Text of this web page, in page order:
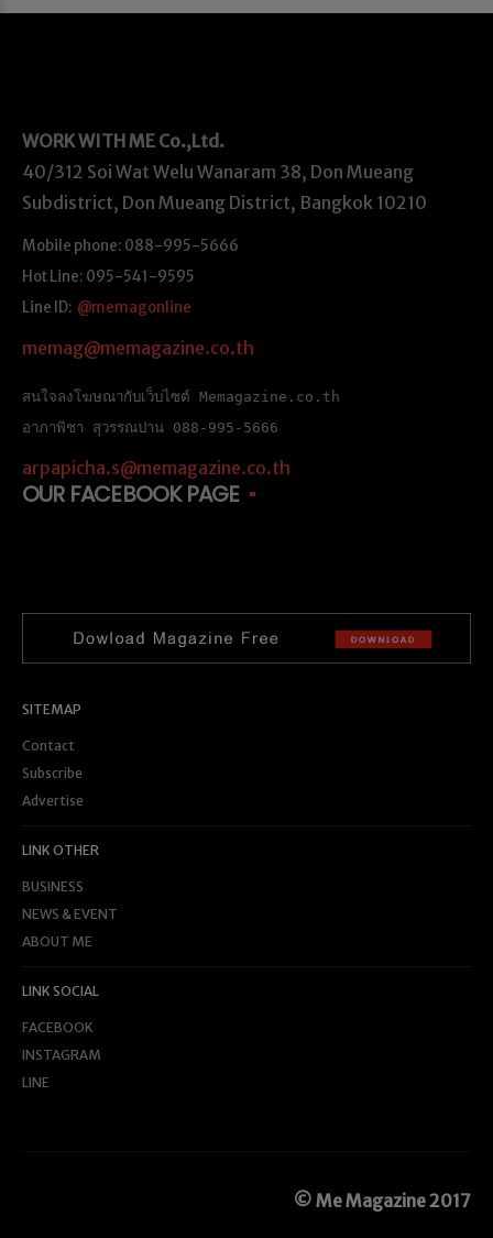
WORK WITH ME Co.,Ltd.
40/312 Soi Wat Welu Wanaram 38, Don Mueang
Subdistrict, Don Mueang District, Bangkok 10210
Mobile phone: 088-995-5666
Hot Line: 095-541-9595
Line ID: @memagonline
memag@memagazine.co.th
สนใจลงโฆษณากับเว็บไซต์ Memagazine.co.th
อาภาพิชา สุวรรณปาน 088-995-5666
arpapicha.s@memagazine.co.th
OUR FACEBOOK PAGE
SITEMAP
Contact
Subscribe
Advertise
LINK OTHER
BUSINESS
NEWS & EVENT
ABOUT ME
LINK SOCIAL
FACEBOOK
INSTAGRAM
LINE
© Me Magazine 2017